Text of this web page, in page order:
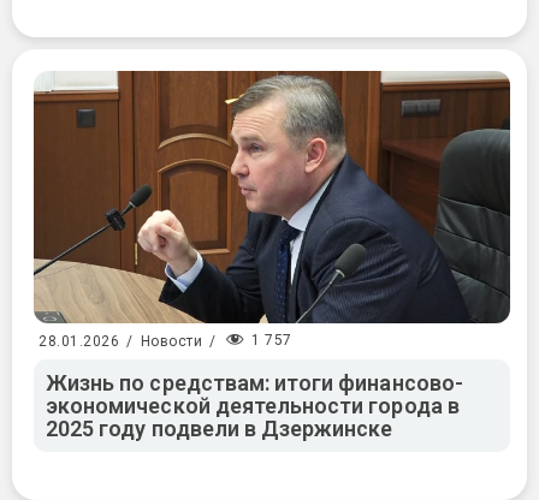
28.01.2026 / Новости / 1 757
Жизнь по средствам: итоги финансово-
экономической деятельности города в
2025 году подвели в Дзержинске